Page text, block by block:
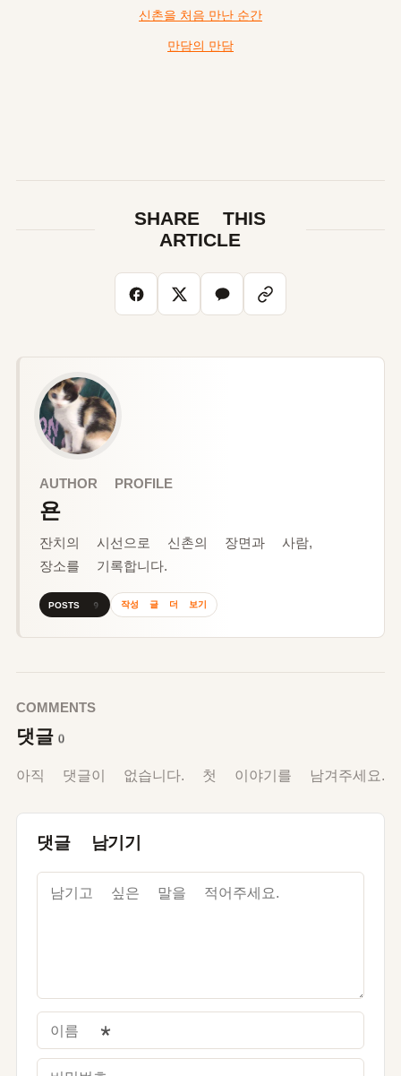
신촌을 처음 만난 순간
만담의 만담
SHARE THIS
ARTICLE
AUTHOR PROFILE
욘
잔치의 시선으로 신촌의 장면과 사람,
장소를 기록합니다.
POSTS 9 작성 글 더 보기
COMMENTS
댓글 0
아직 댓글이 없습니다. 첫 이야기를 남겨주세요.
댓글 남기기
이름
비밀번호